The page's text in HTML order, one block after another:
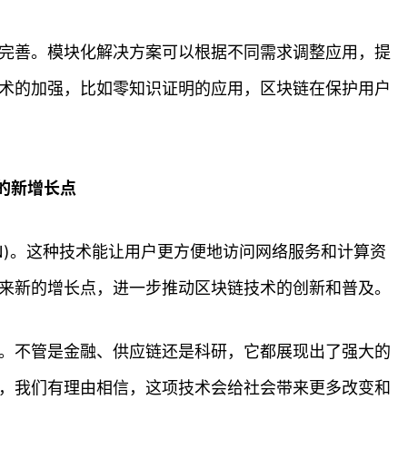
善。模块化解决方案可以根据不同需求调整应用，提
的加强，比如零知识证明的应用，区块链在保护用户
新增长点
这种技术能让用户更方便地访问网络服务和计算资
的增长点，进一步推动区块链技术的创新和普及。
不管是金融、供应链还是科研，它都展现出了强大的
我们有理由相信，这项技术会给社会带来更多改变和